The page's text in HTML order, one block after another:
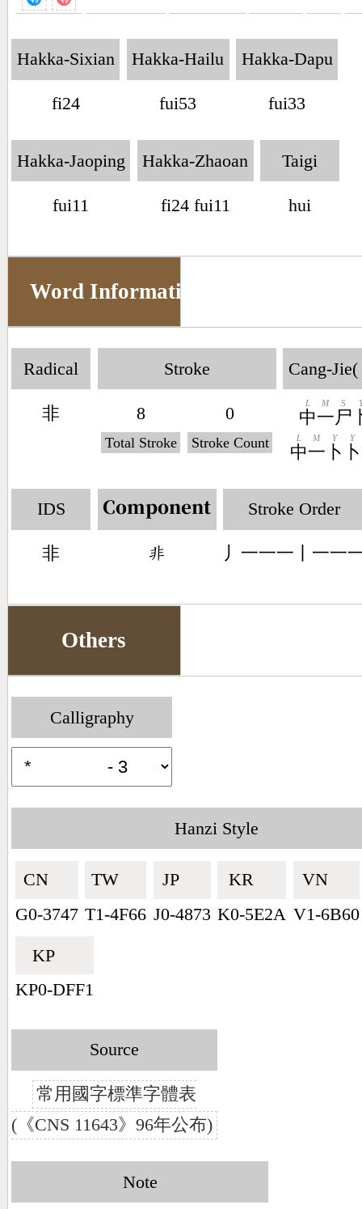
Hakka-Sixian
fi24
Hakka-Hailu
fui53
Hakka-Dapu
fui33
Hakka-Jaoping
fui11
Hakka-Zhaoan
fi24 fui11
Taigi
hui
Word Information
Radical
非
Stroke
8
Total Stroke
0
Stroke Count
Cang-Jie(
中
L
一
M
尸
S
中
L
一
M
卜
Y
卜
Y
IDS
非
Component
󶇎
Stroke Order
丿一一一丨一一
Others
Calligraphy
Hanzi Style
CN🇨🇳
G0-3747
TW🇹🇼
T1-4F66
JP🇯🇵
J0-4873
KR🇰🇷
K0-5E2A
VN🇻🇳
V1-6B60
KP🇰🇵
KP0-DFF1
Source
常用國字標準字體表
(《CNS 11643》96年公布)
Note